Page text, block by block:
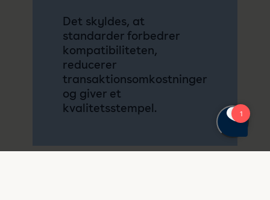
Det skyldes, at
standarder forbedrer
kompatibiliteten,
reducerer
transaktionsomkostninger
og giver et
kvalitetsstempel.